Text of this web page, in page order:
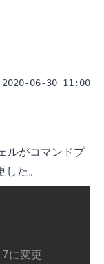
2020-06-30 11:00
ルがコマンドプ
た。
に変更